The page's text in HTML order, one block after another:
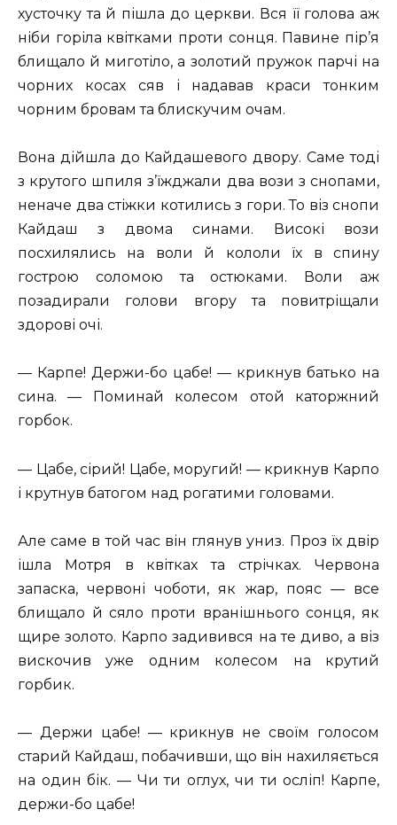
хусточку та й пішла до церкви. Вся її голова аж
ніби горіла квітками проти сонця. Павине пір’я
блищало й миготіло, а золотий пружок парчі на
чорних косах сяв і надавав краси тонким
чорним бровам та блискучим очам.
Вона дійшла до Кайдашевого двору. Саме тоді
з крутого шпиля з’їжджали два вози з снопами,
неначе два стіжки котились з гори. То віз снопи
Кайдаш з двома синами. Високі вози
посхилялись на воли й кололи їх в спину
гострою соломою та остюками. Воли аж
позадирали голови вгору та повитріщали
здорові очі.
— Карпе! Держи-бо цабе! — крикнув батько на
сина. — Поминай колесом отой каторжний
горбок.
— Цабе, сірий! Цабе, моругий! — крикнув Карпо
і крутнув батогом над рогатими головами.
Але саме в той час він глянув униз. Проз їх двір
ішла Мотря в квітках та стрічках. Червона
запаска, червоні чоботи, як жар, пояс — все
блищало й сяло проти вранішнього сонця, як
щире золото. Карпо задивився на те диво, а віз
вискочив уже одним колесом на крутий
горбик.
— Держи цабе! — крикнув не своїм голосом
старий Кайдаш, побачивши, що він нахиляється
на один бік. — Чи ти оглух, чи ти осліп! Карпе,
держи-бо цабе!